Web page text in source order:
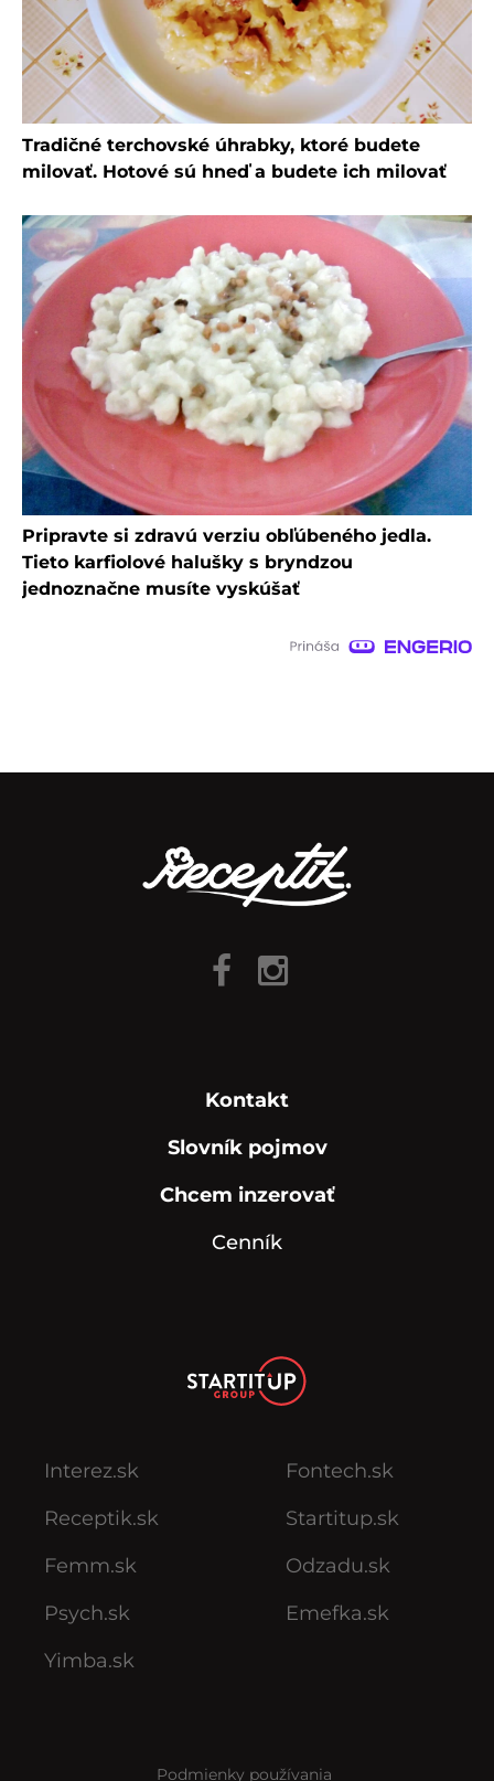
Tradičné terchovské úhrabky, ktoré budete
milovať. Hotové sú hneď a budete ich milovať
Pripravte si zdravú verziu obľúbeného jedla.
Tieto karfiolové halušky s bryndzou
jednoznačne musíte vyskúšať
Kontakt
Slovník pojmov
Chcem inzerovať
Cenník
Interez.sk
Receptik.sk
Femm.sk
Psych.sk
Yimba.sk
Fontech.sk
Startitup.sk
Odzadu.sk
Emefka.sk
Podmienky používania